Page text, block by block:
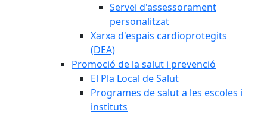
Servei d'assessorament
personalitzat
Xarxa d'espais cardioprotegits
(DEA)
Promoció de la salut i prevenció
El Pla Local de Salut
Programes de salut a les escoles i
instituts